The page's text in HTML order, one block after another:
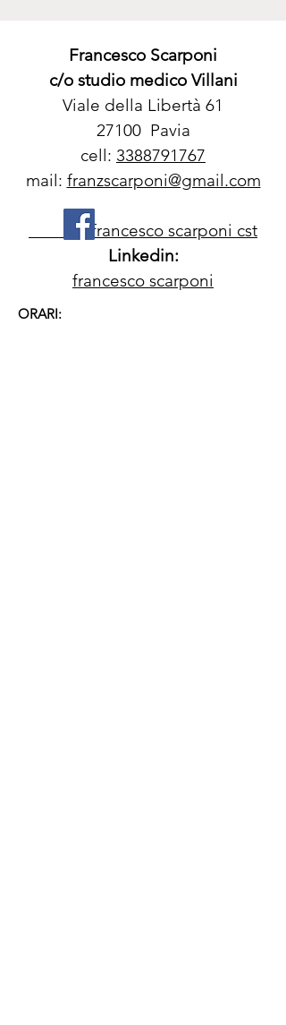
Francesco Scarponi
c/o studio medico Villani
Viale della Libertà 61
27100 Pavia
cell: 3388791767
mail: franzscarponi@gmail.com
francesco scarponi cst
Linkedin:
francesco scarponi
ORARI: